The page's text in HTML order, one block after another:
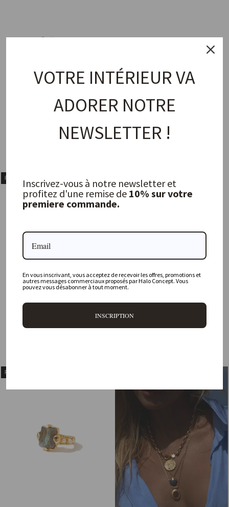
Acme Ring Kamille ring
PROMO
PROMO
VOTRE INTÉRIEUR VA
ADORER NOTRE
NEWSLETTER !
Inscrivez-vous à notre newsletter et
profitez d'une remise de 10% sur votre
premiere commande.
En vous inscrivant, vous acceptez de recevoir les offres, promotions et
autres messages commerciaux proposés par Halo Concept. Vous
pouvez vous désabonner à tout moment.
INSCRIPTION